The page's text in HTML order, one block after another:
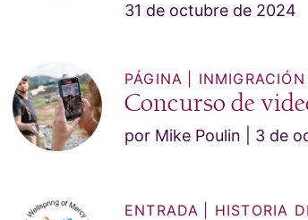
31 de octubre de 2024
PÁGINA INMIGRACIÓN
Concurso de
por Mike Poulin 3 de
ENTRADA HISTORIA